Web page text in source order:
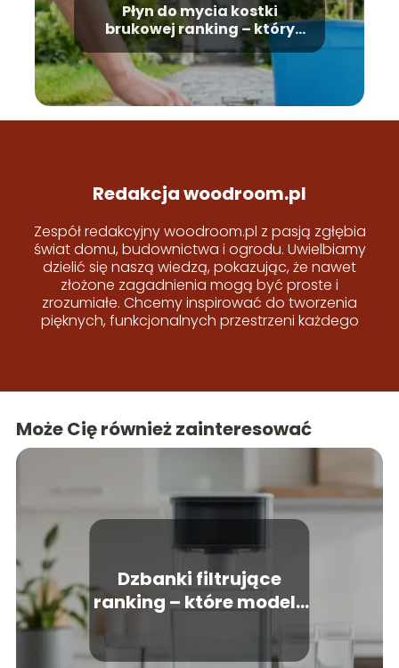
Płyn do mycia kostki
brukowej ranking – który
wybrać?
Redakcja woodroom.pl
Zespół redakcyjny woodroom.pl z pasją zgłębia
świat domu, budownictwa i ogrodu. Uwielbiamy
dzielić się naszą wiedzą, pokazując, że nawet
złożone zagadnienia mogą być proste i
zrozumiałe. Chcemy inspirować do tworzenia
pięknych, funkcjonalnych przestrzeni każdego
Może Cię również zainteresować
Dzbanki filtrujące
ranking – które modele